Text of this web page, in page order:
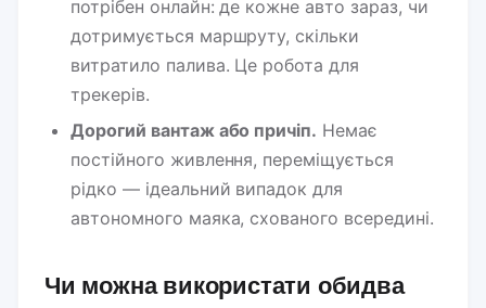
потрібен онлайн: де кожне авто зараз, чи
дотримується маршруту, скільки
витратило палива. Це робота для
трекерів.
Дорогий вантаж або причіп. Немає
постійного живлення, переміщується
рідко — ідеальний випадок для
автономного маяка, схованого всередині.
Чи можна використати обидва